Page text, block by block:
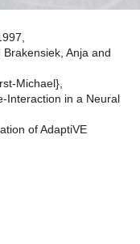
Anja and
Michael},
Interaction in a Neural
of AdaptiVE